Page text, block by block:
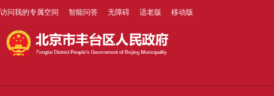
访问我的专属空间 智能问答 无障碍 适老版 移动版